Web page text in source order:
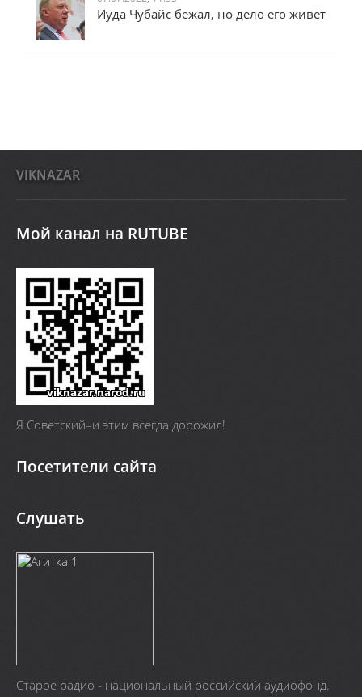
07.07.2022, 11:55
Иуда Чубайс бежал, но дело его живёт
VIKNAZAR
Мой канал на RUTUBE
Я Cоветский–и этим всегда дорожил!
Посетители сайта
Слушать